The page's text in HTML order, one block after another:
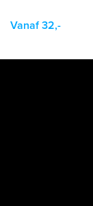
Vanaf 32,-